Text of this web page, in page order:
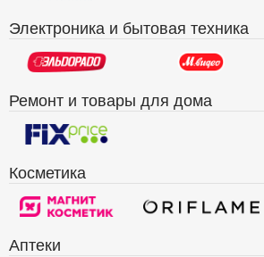
Электроника и бытовая техника
Ремонт и товары для дома
Косметика
Аптеки